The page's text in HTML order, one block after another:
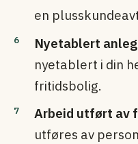
en
Nyetablert
nyetablert i din
fritidsbolig.
Arbeid utført av
utføres av